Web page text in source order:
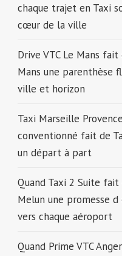
chaque trajet en Taxi
cœur de la ville
Drive VTC Le Mans fait
Mans une parenthèse
ville et horizon
Taxi Marseille Provence
conventionné fait de
un départ à part
Quand Taxi 2 Suite fait
Melun une promesse
vers chaque aéroport
Quand Prime VTC